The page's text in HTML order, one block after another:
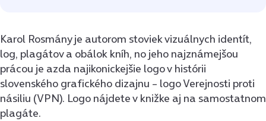
Karol Rosmány je autorom stoviek vizuálnych identít,
log, plagátov a obálok kníh, no jeho najznámejšou
prácou je azda najikonickejšie logo v histórii
slovenského grafického dizajnu – logo Verejnosti proti
násiliu (VPN). Logo nájdete v knižke aj na samostatnom
plagáte.